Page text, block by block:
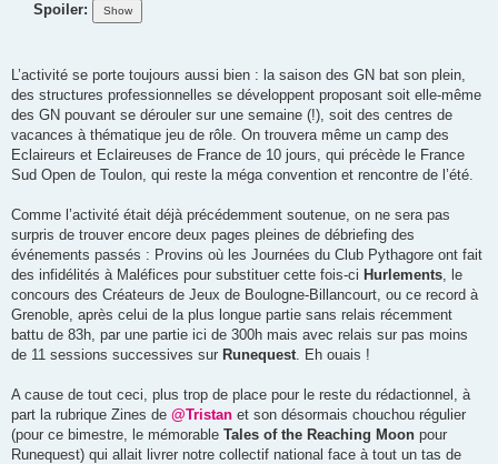
Spoiler:
L’activité se porte toujours aussi bien : la saison des GN bat son plein,
des structures professionnelles se développent proposant soit elle-même
des GN pouvant se dérouler sur une semaine (!), soit des centres de
vacances à thématique jeu de rôle. On trouvera même un camp des
Eclaireurs et Eclaireuses de France de 10 jours, qui précède le France
Sud Open de Toulon, qui reste la méga convention et rencontre de l’été.
Comme l’activité était déjà précédemment soutenue, on ne sera pas
surpris de trouver encore deux pages pleines de débriefing des
événements passés : Provins où les Journées du Club Pythagore ont fait
des infidélités à Maléfices pour substituer cette fois-ci Hurlements , le
concours des Créateurs de Jeux de Boulogne-Billancourt, ou ce record à
Grenoble, après celui de la plus longue partie sans relais récemment
battu de 83h, par une partie ici de 300h mais avec relais sur pas moins
de 11 sessions successives sur Runequest . Eh ouais !
A cause de tout ceci, plus trop de place pour le reste du rédactionnel, à
part la rubrique Zines de @Tristan et son désormais chouchou régulier
(pour ce bimestre, le mémorable Tales of the Reaching Moon pour
Runequest) qui allait livrer notre collectif national face à tout un tas de